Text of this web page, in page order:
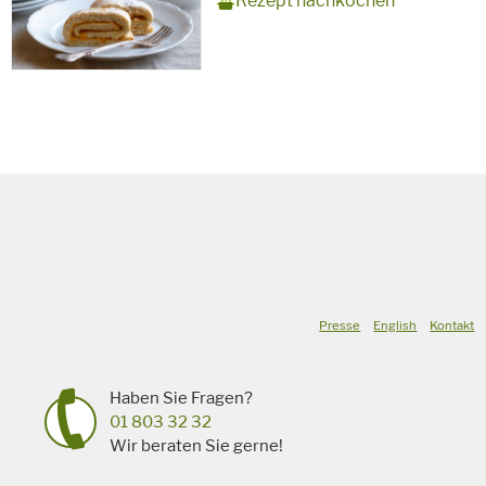
Backzeit
für
Schlagworte
Süßspeise,vegetarisch
Presse English Kontakt
Haben Sie Fragen?
01 803 32 32
Wir beraten Sie gerne!